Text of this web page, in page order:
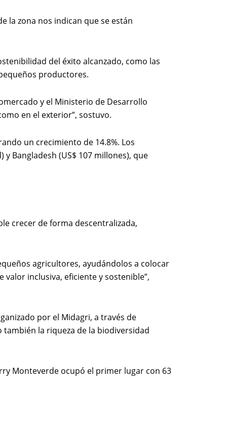
la zona nos indican que se están
del éxito alcanzado, como las
productores.
y el Ministerio de Desarrollo
en el exterior”, sostuvo.
un crecimiento de 14.8%. Los
y Bangladesh (US$ 107 millones), que
crecer de forma descentralizada,
agricultores, ayudándolos a colocar
inclusiva, eficiente y sostenible”,
por el Midagri, a través de
también la riqueza de la biodiversidad
Monteverde ocupó el primer lugar con 63